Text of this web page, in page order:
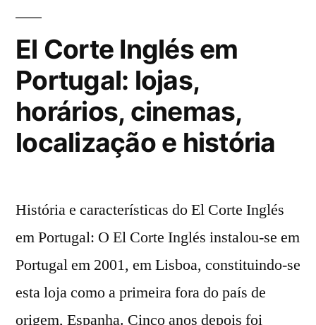
30
NOV
e
1
direto
15%
em
tecnologia
30
1
El Corte Inglés em
Portugal: lojas,
horários, cinemas,
localização e história
História e características do El Corte Inglés
em Portugal: O El Corte Inglés instalou-se em
Portugal em 2001, em Lisboa, constituindo-se
esta loja como a primeira fora do país de
origem, Espanha. Cinco anos depois foi